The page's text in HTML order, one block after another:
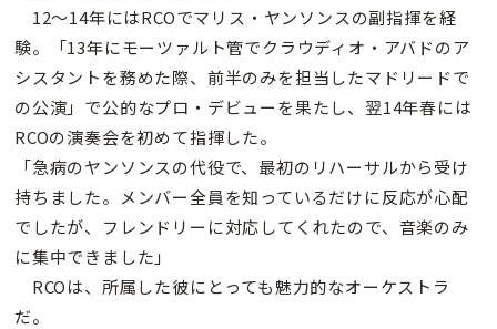
12〜14年にはRCOでマリス・ヤンソンスの副指揮を経
験。「13年にモーツァルト管でクラウディオ・アバドのア
シスタントを務めた際、前半のみを担当したマドリードで
の公演」で公的なプロ・デビューを果たし、翌14年春には
RCOの演奏会を初めて指揮した。
「急病のヤンソンスの代役で、最初のリハーサルから受け
持ちました。メンバー全員を知っているだけに反応が心配
でしたが、フレンドリーに対応してくれたので、音楽のみ
に集中できました」
RCOは、所属した彼にとっても魅力的なオーケストラ
だ。